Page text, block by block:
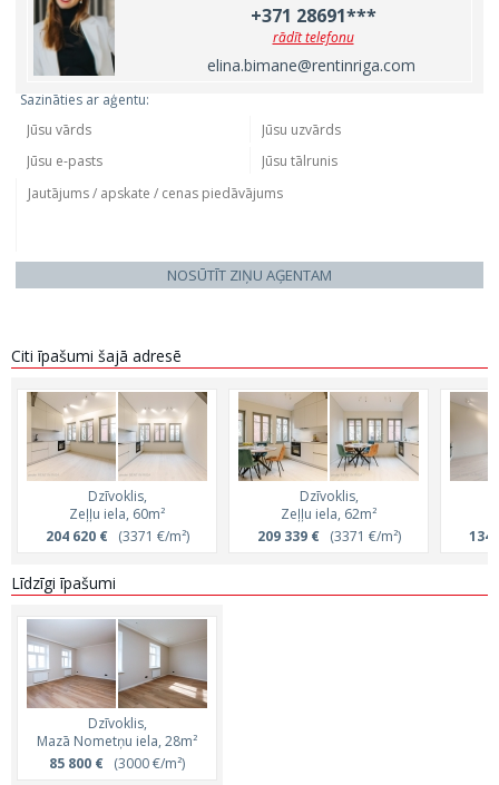
+371 28691***
rādīt telefonu
elina.bimane@rentinriga.com
Sazināties ar aģentu:
NOSŪTĪT ZIŅU AĢENTAM
Citi īpašumi šajā adresē
Dzīvoklis,
Zeļļu iela, 60m²
204 620 €(3371 €/m²)
Dzīvoklis,
Zeļļu iela, 62m²
209 339 €(3371 €/m²)
134
Līdzīgi īpašumi
Dzīvoklis,
Mazā Nometņu iela, 28m²
85 800 € (3000 €/m²)